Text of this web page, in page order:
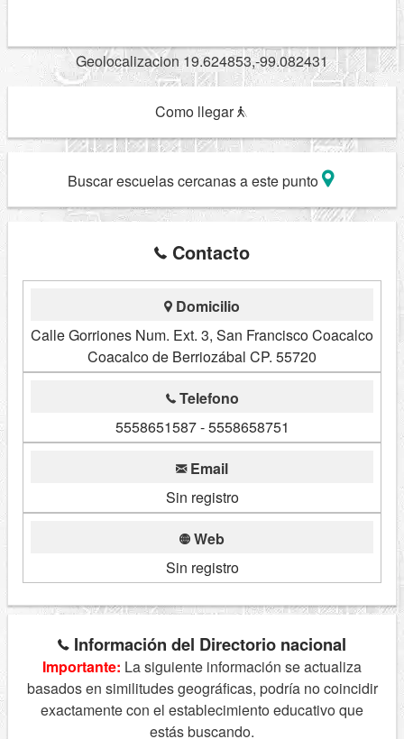
Geolocalizacion 19.624853,-99.082431
Como llegar
Buscar escuelas cercanas a este punto
Contacto
Domicilio
Calle Gorriones Num. Ext. 3, San Francisco Coacalco
Coacalco de Berriozábal CP. 55720
Telefono
5558651587 - 5558658751
Email
Sin registro
Web
Sin registro
Información del Directorio nacional
Importante: La siguiente información se actualiza
basados en similitudes geográficas, podría no coincidir
exactamente con el establecimiento educativo que
estás buscando.